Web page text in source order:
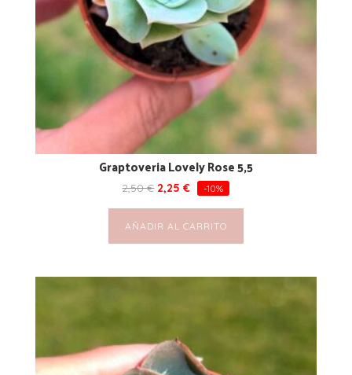
Graptoveria Lovely Rose 5,5
2,50€ 2,25€ -10%
AÑADIR AL CARRITO